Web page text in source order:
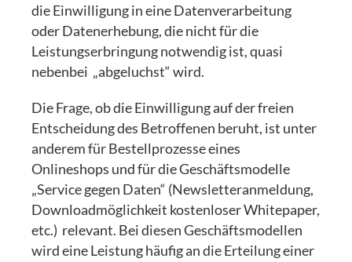
die Einwilligung in eine Datenverarbeitung
oder Datenerhebung, die nicht für die
Leistungserbringung notwendig ist, quasi
nebenbei „abgeluchst“ wird.
Die Frage, ob die Einwilligung auf der freien
Entscheidung des Betroffenen beruht, ist unter
anderem für Bestellprozesse eines
Onlineshops und für die Geschäftsmodelle
„Service gegen Daten“ (Newsletteranmeldung,
Downloadmöglichkeit kostenloser Whitepaper,
etc.) relevant. Bei diesen Geschäftsmodellen
wird eine Leistung häufig an die Erteilung einer